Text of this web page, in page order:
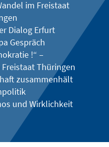
im Freistaat
Dialog Erfurt
Gespräch
!“ –
Thüringen
zusammenhält
und Wirklichkeit